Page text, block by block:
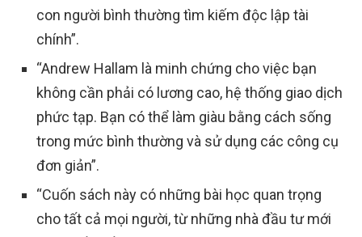
con người bình thường tìm kiếm độc lập tài
chính”.
“Andrew Hallam là minh chứng cho việc bạn
không cần phải có lương cao, hệ thống giao dịch
phức tạp. Bạn có thể làm giàu bằng cách sống
trong mức bình thường và sử dụng các công cụ
đơn giản”.
“Cuốn sách này có những bài học quan trọng
cho tất cả mọi người, từ những nhà đầu tư mới